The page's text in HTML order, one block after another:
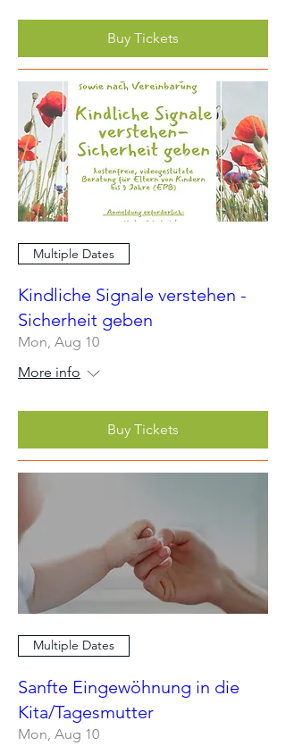
Buy Tickets
Multiple Dates
Kindliche Signale verstehen -
Sicherheit geben
Mon, Aug 10
More info
Buy Tickets
Multiple Dates
Sanfte Eingewöhnung in die
Kita/Tagesmutter
Mon, Aug 10